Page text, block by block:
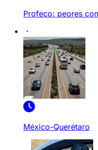
Profeco: peores
México-Querétaro